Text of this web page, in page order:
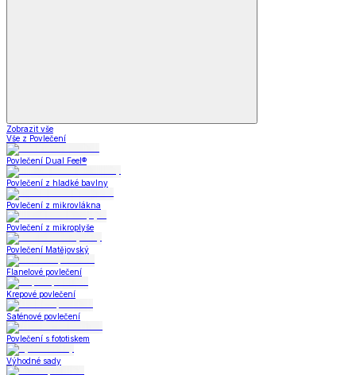
Zobrazit vše
Vše z Povlečení
Povlečení Dual Feel®
Povlečení z hladké bavlny
Povlečení z mikrovlákna
Povlečení z mikroplyše
Povlečení Matějovský
Flanelové povlečení
Krepové povlečení
Saténové povlečení
Povlečení s fototiskem
Výhodné sady